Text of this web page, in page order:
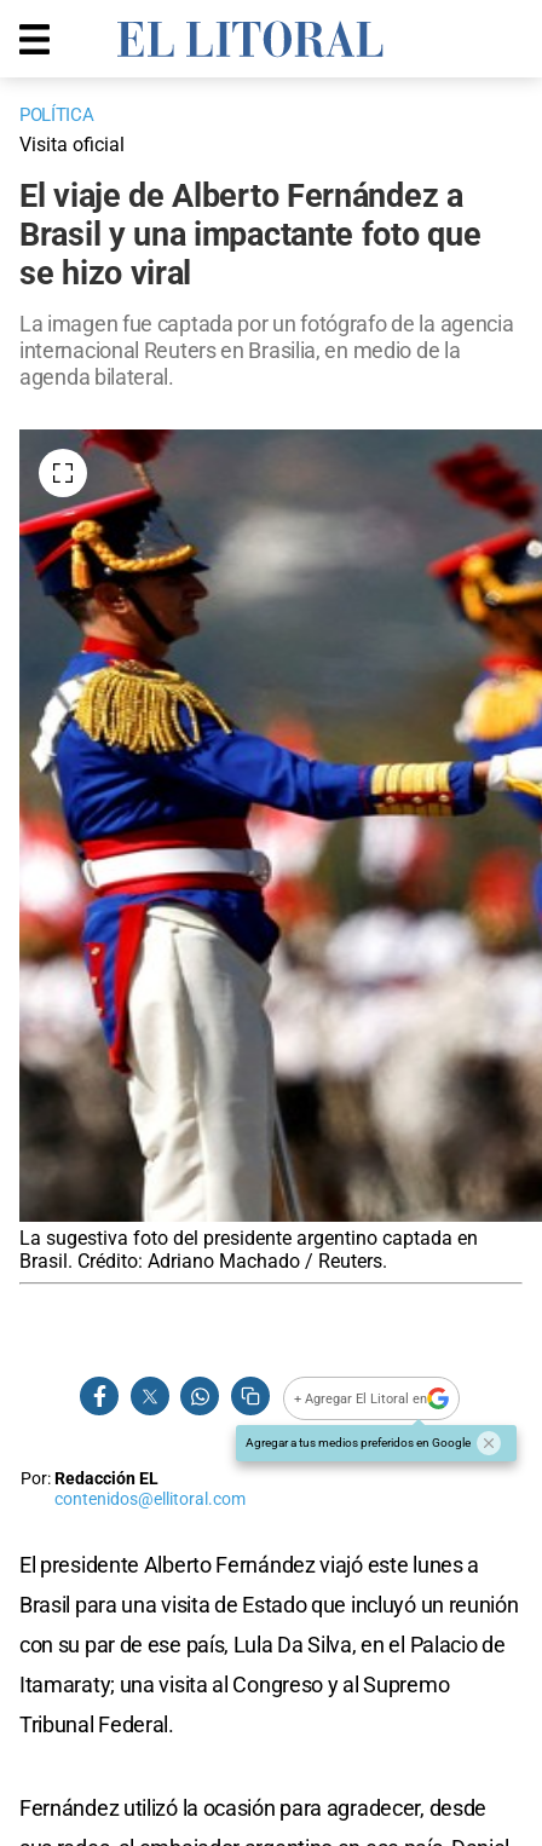
POLÍTICA
Visita oficial
El viaje de Alberto Fernández a
Brasil y una impactante foto que
se hizo viral
La imagen fue captada por un fotógrafo de la agencia
internacional Reuters en Brasilia, en medio de la
agenda bilateral.
La sugestiva foto del presidente argentino captada en
Brasil. Crédito: Adriano Machado / Reuters.
+ Agregar El Litoral en
Agregar a tus medios preferidos en Google
Por:Redacción EL
contenidos@ellitoral.com
El presidente Alberto Fernández viajó este lunes a
Brasil para una visita de Estado que incluyó un reunión
con su par de ese país, Lula Da Silva, en el Palacio de
Itamaraty; una visita al Congreso y al Supremo
Tribunal Federal.
Fernández utilizó la ocasión para agradecer, desde